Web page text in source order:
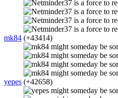
mk84 (+43414)
yepes (+42658)